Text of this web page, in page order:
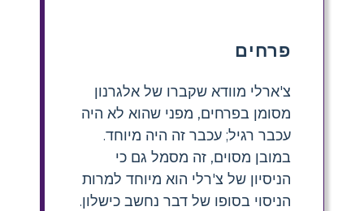
פרחים
צ'ארלי מוודא שקברו של אלגרנון
מסומן בפרחים, מפני שהוא לא היה
עכבר רגיל; עכבר זה היה מיוחד.
במובן מסוים, זה מסמל גם כי
הניסיון של צ'רלי הוא מיוחד למרות
הניסוי בסופו של דבר נחשב כישלון.